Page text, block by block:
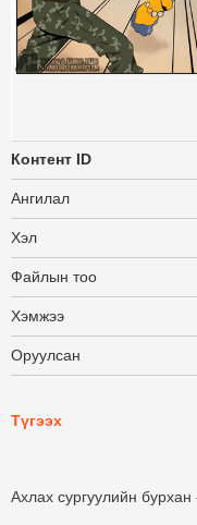
Контент ID
Ангилал
Хэл
Файлын тоо
Хэмжээ
Оруулсан
Түгээх
Ахлах сургуулийн